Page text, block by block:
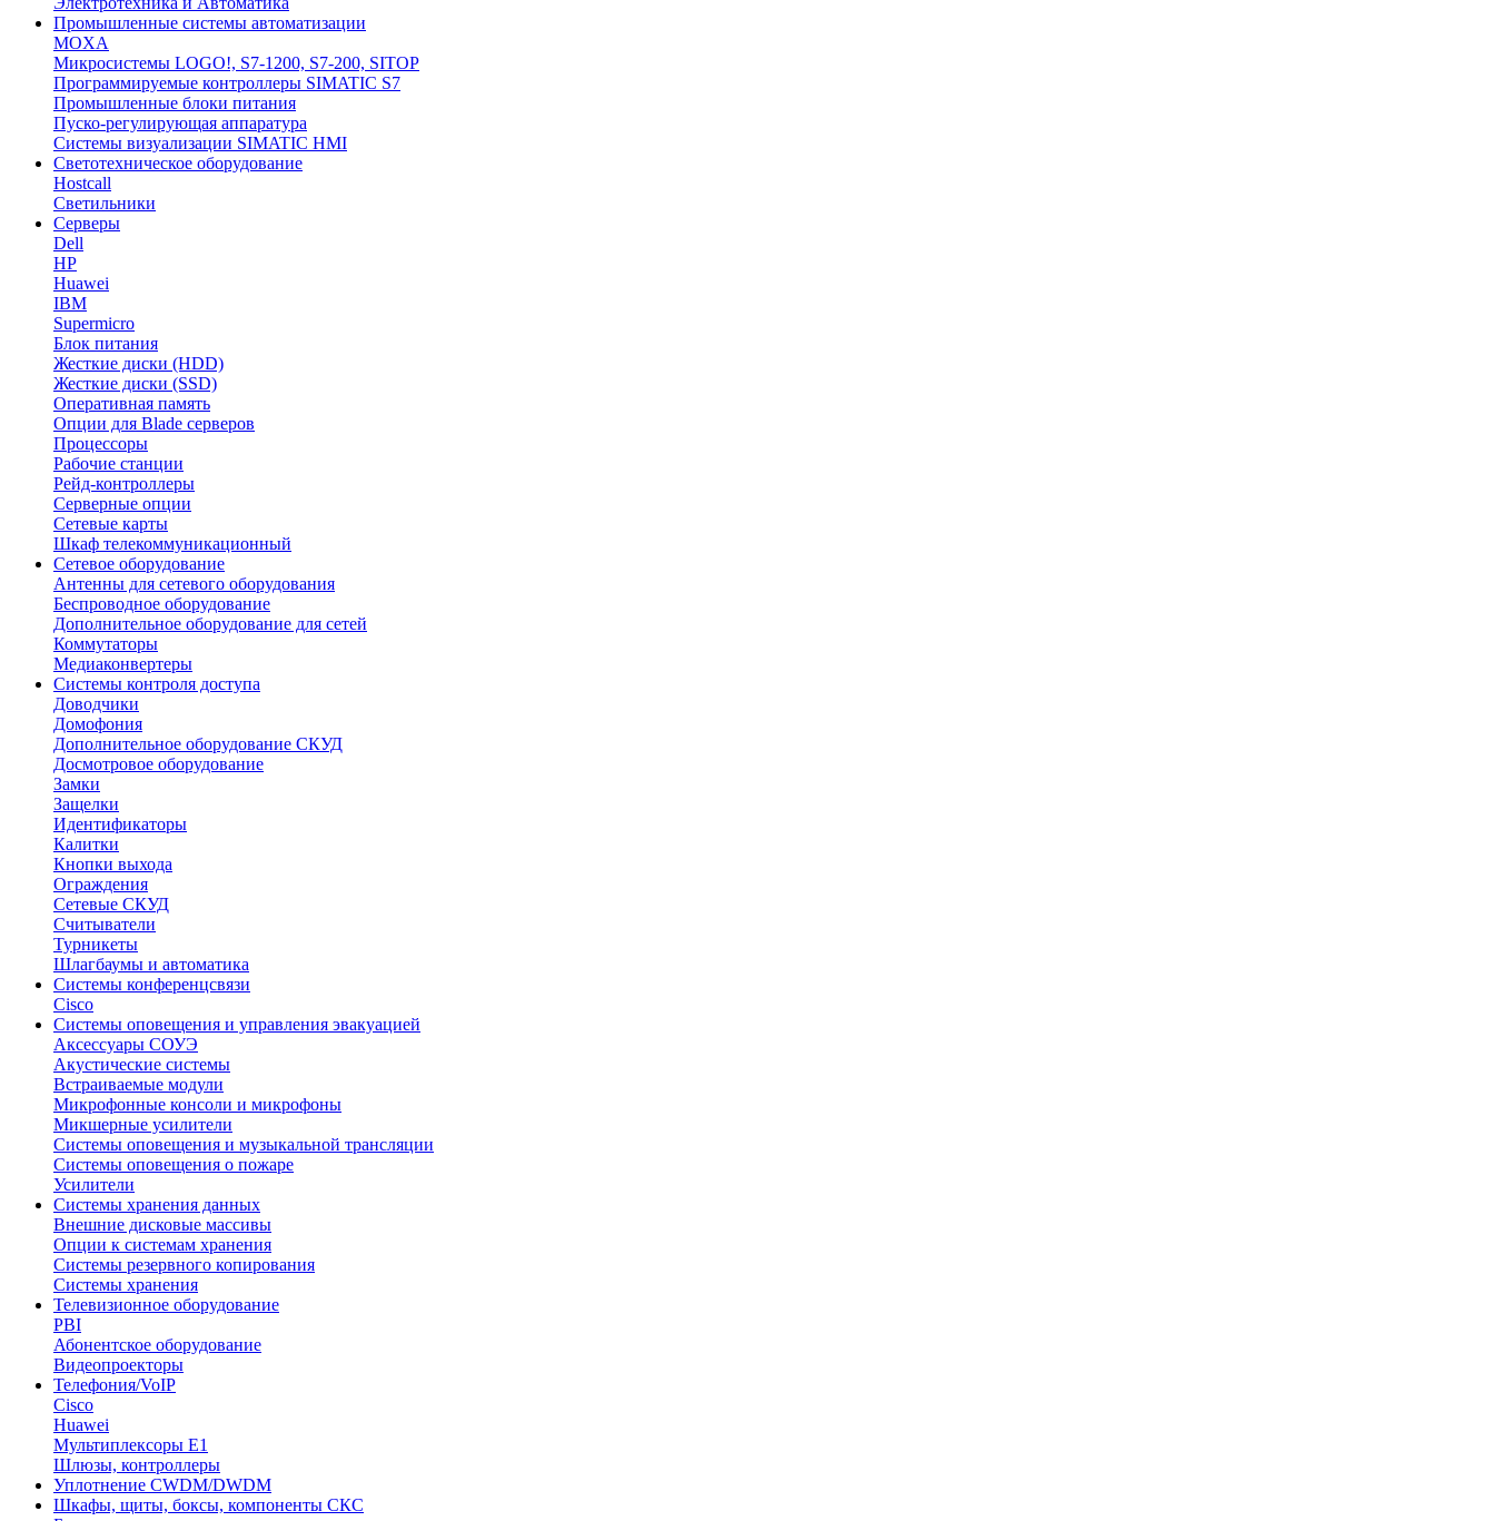
Промышленные системы автоматизации
MOXA
Микросистемы LOGO!, S7-1200, S7-200, SITOP
Программируемые контроллеры SIMATIC S7
Промышленные блоки питания
Пуско-регулирующая аппаратура
Системы визуализации SIMATIC HMI
Светотехническое оборудование
Hostcall
Светильники
Серверы
Dell
HP
Huawei
IBM
Supermicro
Блок питания
Жесткие диски (HDD)
Жесткие диски (SSD)
Оперативная память
Опции для Blade серверов
Процессоры
Рабочие станции
Рейд-контроллеры
Серверные опции
Сетевые карты
Шкаф телекоммуникационный
Сетевое оборудование
Антенны для сетевого оборудования
Беспроводное оборудование
Дополнительное оборудование для сетей
Коммутаторы
Медиаконвертеры
Системы контроля доступа
Доводчики
Домофония
Дополнительное оборудование СКУД
Досмотровое оборудование
Замки
Защелки
Идентификаторы
Калитки
Кнопки выхода
Ограждения
Сетевые СКУД
Считыватели
Турникеты
Шлагбаумы и автоматика
Системы конференцсвязи
Cisco
Системы оповещения и управления эвакуацией
Аксессуары СОУЭ
Акустические системы
Встраиваемые модули
Микрофонные консоли и микрофоны
Микшерные усилители
Системы оповещения и музыкальной трансляции
Системы оповещения о пожаре
Усилители
Системы хранения данных
Внешние дисковые массивы
Опции к системам хранения
Системы резервного копирования
Системы хранения
Телевизионное оборудование
PBI
Абонентское оборудование
Видеопроекторы
Телефония/VoIP
Cisco
Huawei
Мультиплексоры E1
Шлюзы, контроллеры
Уплотнение CWDM/DWDM
Шкафы, щиты, боксы, компоненты СКС